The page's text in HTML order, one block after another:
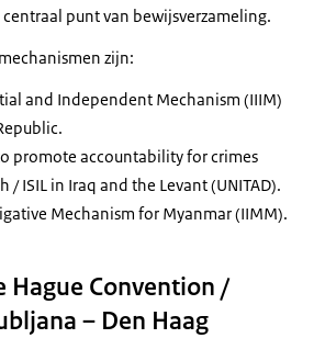
punt van bewijsverzameling.
zijn:
and Independent Mechanism (IIIM)
.
promote accountability for crimes
/ ISIL in Iraq and the Levant (UNITAD).
Mechanism for Myanmar (IIMM).
Hague Convention /
– Den Haag